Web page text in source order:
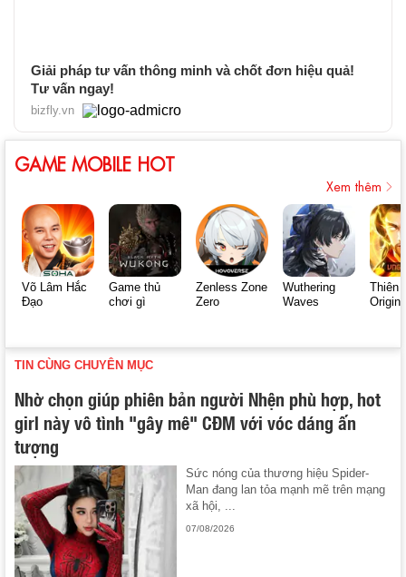
Giải pháp tư vấn thông minh và chốt đơn hiệu quả!
Tư vấn ngay!
bizfly.vn
GAME MOBILE HOT
Xem thêm
Võ Lâm Hắc
Đạo
Game thủ
chơi gì
Zenless Zone
Zero
Wuthering
Waves
Thiên
Origin
TIN CÙNG CHUYÊN MỤC
Nhờ chọn giúp phiên bản người Nhện phù hợp, hot
girl này vô tình "gây mê" CĐM với vóc dáng ấn
tượng
Sức nóng của thương hiệu Spider-
Man đang lan tỏa mạnh mẽ trên mạng
xã hội, ...
07/08/2026